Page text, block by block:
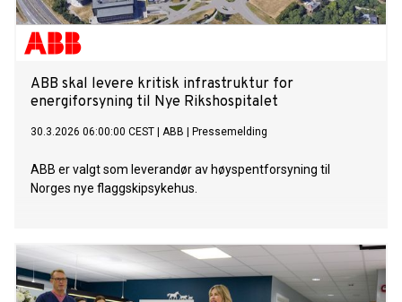
ABB skal levere kritisk infrastruktur for
energiforsyning til Nye Rikshospitalet
30.3.2026 06:00:00 CEST ABB Pressemelding
ABB er valgt som leverandør av høyspentforsyning til
Norges nye flaggskipsykehus.